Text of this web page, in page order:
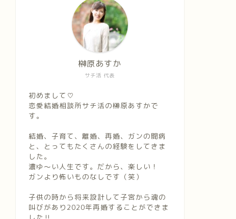
サチ活 代表
榊原あすか
初めまして♡
恋愛結婚相談所サチ活の榊原あすかで
す。
結婚、子育て、離婚、再婚、ガンの闘病
と、とってもたくさんの経験をしてきま
した。
濃ゆ〜い人生です。だから、楽しい！
ガンより怖いものなしです（笑）
子供の時から将来設計して子宮から魂の
叫びがあり2020年再婚することができま